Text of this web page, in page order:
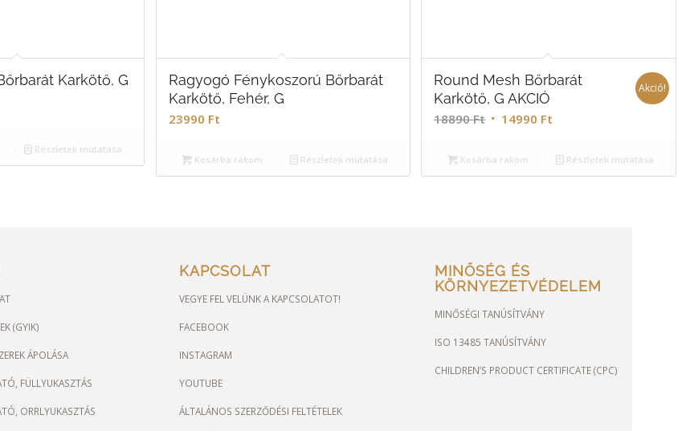
Karkötő, G
Részletek mutatása
Ragyogó Fénykoszorú Bőrbarát
Karkötő, Fehér, G
23990 Ft
Kosárba rakom Részletek mutatása
Round Mesh Bőrbarát
Karkötő, G AKCIÓ
18890Ft 14990 Ft
Akció!
Kosárba rakom Részletek mutatása
(GYIK)
ÁPOLÁSA
FÜLLYUKASZTÁS
ORRLYUKASZTÁS
KAPCSOLAT
VEGYE FEL VELÜNK A KAPCSOLATOT!
FACEBOOK
INSTAGRAM
YOUTUBE
ÁLTALÁNOS SZERZŐDÉSI FELTÉTELEK
MINŐSÉG ÉS
KÖRNYEZETVÉDELEM
MINŐSÉGI TANÚSÍTVÁNY
ISO 13485 TANÚSÍTVÁNY
CHILDREN’S PRODUCT CERTIFICATE (CPC)